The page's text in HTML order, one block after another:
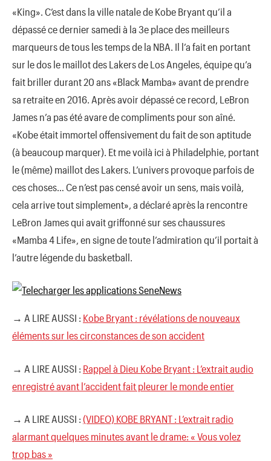
«King». C’est dans la ville natale de Kobe Bryant qu’il a
dépassé ce dernier samedi à la 3e place des meilleurs
marqueurs de tous les temps de la NBA. Il l’a fait en portant
sur le dos le maillot des Lakers de Los Angeles, équipe qu’a
fait briller durant 20 ans «Black Mamba» avant de prendre
sa retraite en 2016. Après avoir dépassé ce record, LeBron
James n’a pas été avare de compliments pour son aîné.
«Kobe était immortel offensivement du fait de son aptitude
(à beaucoup marquer). Et me voilà ici à Philadelphie, portant
le (même) maillot des Lakers. L’univers provoque parfois de
ces choses… Ce n’est pas censé avoir un sens, mais voilà,
cela arrive tout simplement», a déclaré après la rencontre
LeBron James qui avait griffonné sur ses chaussures
«Mamba 4 Life», en signe de toute l’admiration qu’il portait à
l’autre légende du basketball.
→ A LIRE AUSSI : Kobe Bryant : révélations de nouveaux
éléments sur les circonstances de son accident
→ A LIRE AUSSI : Rappel à Dieu Kobe Bryant : L’extrait audio
enregistré avant l’accident fait pleurer le monde entier
→ A LIRE AUSSI : (VIDEO) KOBE BRYANT : L’extrait radio
alarmant quelques minutes avant le drame: « Vous volez
trop bas »